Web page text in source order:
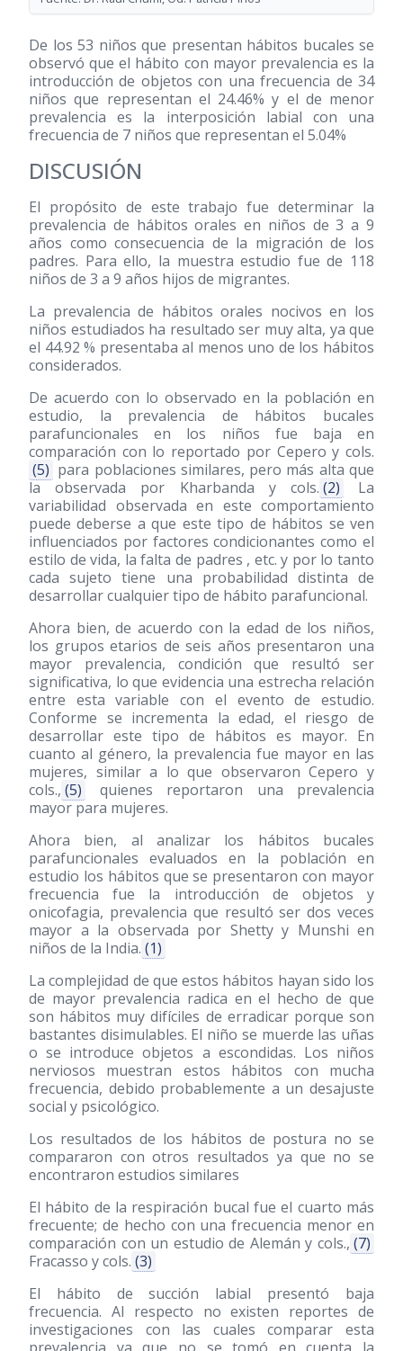
De los 53 niños que presentan hábitos bucales se
observó que el hábito con mayor prevalencia es la
introducción de objetos con una frecuencia de 34
niños que representan el 24.46% y el de menor
prevalencia es la interposición labial con una
frecuencia de 7 niños que representan el 5.04%
DISCUSIÓN
El propósito de este trabajo fue determinar la
prevalencia de hábitos orales en niños de 3 a 9
años como consecuencia de la migración de los
padres. Para ello, la muestra estudio fue de 118
niños de 3 a 9 años hijos de migrantes.
La prevalencia de hábitos orales nocivos en los
niños estudiados ha resultado ser muy alta, ya que
el 44.92 % presentaba al menos uno de los hábitos
considerados.
De acuerdo con lo observado en la población en
estudio, la prevalencia de hábitos bucales
parafuncionales en los niños fue baja en
comparación con lo reportado por Cepero y cols.
(5) para poblaciones similares, pero más alta que
la observada por Kharbanda y cols. (2)
La
variabilidad observada en este comportamiento
puede deberse a que este tipo de hábitos se ven
influenciados por factores condicionantes como el
estilo de vida, la falta de padres , etc. y por lo tanto
cada sujeto tiene una probabilidad distinta de
desarrollar cualquier tipo de hábito parafuncional.
Ahora bien, de acuerdo con la edad de los niños,
los grupos etarios de seis años presentaron una
mayor prevalencia, condición que resultó ser
significativa, lo que evidencia una estrecha relación
entre esta variable con el evento de estudio.
Conforme se incrementa la edad, el riesgo de
desarrollar este tipo de hábitos es mayor. En
cuanto al género, la prevalencia fue mayor en las
mujeres, similar a lo que observaron Cepero y
cols., (5)
quienes reportaron una prevalencia
mayor para mujeres.
Ahora bien, al analizar los hábitos bucales
parafuncionales evaluados en la población en
estudio los hábitos que se presentaron con mayor
frecuencia fue la introducción de objetos y
onicofagia, prevalencia que resultó ser dos veces
mayor a la observada por Shetty y Munshi en
niños de la India. (1)
La complejidad de que estos hábitos hayan sido los
de mayor prevalencia radica en el hecho de que
son hábitos muy difíciles de erradicar porque son
bastantes disimulables. El niño se muerde las uñas
o se introduce objetos a escondidas. Los niños
nerviosos muestran estos hábitos con mucha
frecuencia, debido probablemente a un desajuste
social y psicológico.
Los resultados de los hábitos de postura no se
compararon con otros resultados ya que no se
encontraron estudios similares
El hábito de la respiración bucal fue el cuarto más
frecuente; de hecho con una frecuencia menor en
comparación con un estudio de Alemán y cols., (7)
Fracasso y cols. (3)
El hábito de succión labial presentó baja
frecuencia. Al respecto no existen reportes de
investigaciones con las cuales comparar esta